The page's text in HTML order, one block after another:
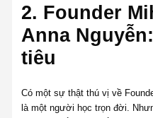
2. Founder
Anna
tiêu
Có một sự thật thú vị về
là một người học trọn đời.